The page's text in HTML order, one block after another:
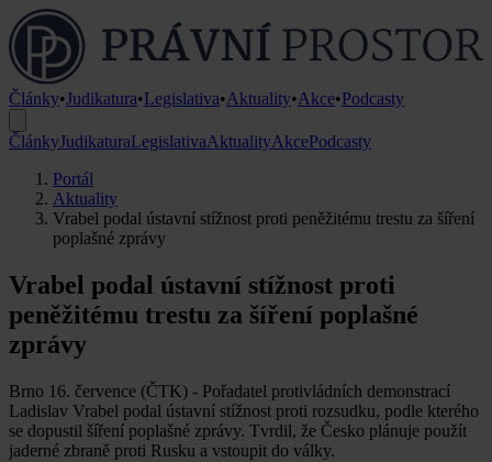
Články•Judikatura•Legislativa•Aktuality•Akce•Podcasty
ČlánkyJudikaturaLegislativaAktualityAkcePodcasty
Portál
Aktuality
Vrabel podal ústavní stížnost proti peněžitému trestu za šíření
poplašné zprávy
Vrabel podal ústavní stížnost proti
peněžitému trestu za šíření poplašné
zprávy
Brno 16. července (ČTK) - Pořadatel protivládních demonstrací
Ladislav Vrabel podal ústavní stížnost proti rozsudku, podle kterého
se dopustil šíření poplašné zprávy. Tvrdil, že Česko plánuje použít
jaderné zbraně proti Rusku a vstoupit do války.